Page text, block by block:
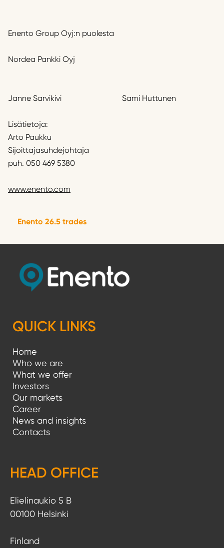
Enento Group Oyj:n puolesta
Nordea Pankki Oyj
Janne Sarvikivi Sami Huttunen
Lisätietoja:
Arto Paukku
Sijoittajasuhdejohtaja
puh. 050 469 5380
www.enento.com
Enento 26.5 trades
QUICK LINKS
Home
Who we are
What we offer
Investors
Our markets
Career
News and insights
Contacts
HEAD OFFICE
Elielinaukio 5 B
00100 Helsinki
Finland